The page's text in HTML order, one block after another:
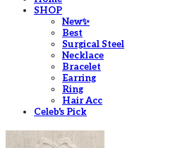
SHOP
New✨
Best
Surgical Steel
Necklace
Bracelet
Earring
Ring
Hair Acc
Celeb's Pick